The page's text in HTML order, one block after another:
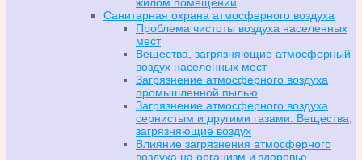
Санитарная охрана атмосферного воздуха
Проблема чистоты воздуха населенных
мест
Вещества, загрязняющие атмосферный
воздух населенных мест
Загрязнение атмосферного воздуха
промышленной пылью
Загрязнение атмосферного воздуха
сернистым и другими газами. Вещества,
загрязняющие воздух
Влияние загрязнения атмосферного
воздуха на организм и здоровье